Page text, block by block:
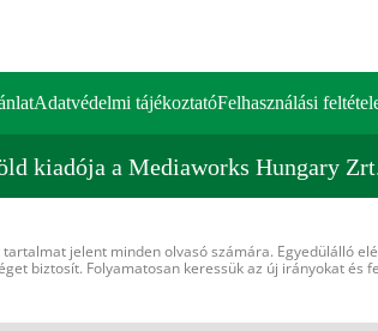
Adatvédelmi tájékoztatóFelhasználási
kiadója a Mediaworks Hungary
jelent minden olvasó számára. Egyedülálló
biztosít. Folyamatosan keressük az új irányokat és